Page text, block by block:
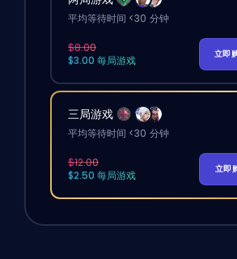
平均等待时间 <30 分钟
$8.00
$3.00 每局游戏
立即
三局游戏
平均等待时间 <30 分钟
$12.00
$2.50 每局游戏
立即